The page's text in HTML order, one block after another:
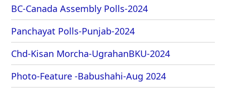
BC-Canada Assembly Polls-2024
Panchayat Polls-Punjab-2024
Chd-Kisan Morcha-UgrahanBKU-2024
Photo-Feature -Babushahi-Aug 2024